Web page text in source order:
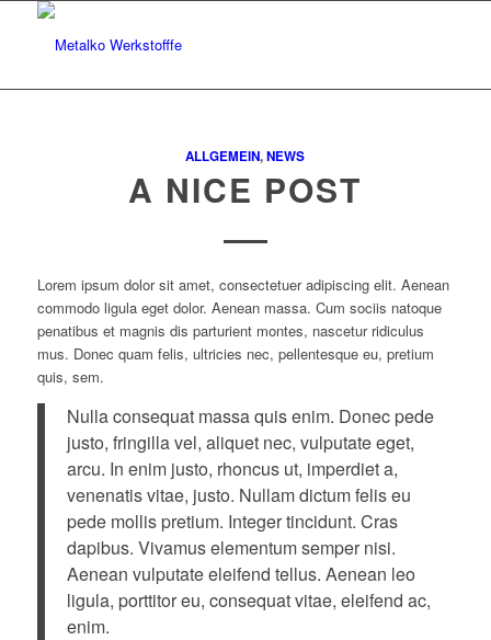
ALLGEMEIN,NEWS
A NICE POST
Lorem ipsum dolor sit amet, consectetuer adipiscing elit. Aenean
commodo ligula eget dolor. Aenean massa. Cum sociis natoque
penatibus et magnis dis parturient montes, nascetur ridiculus
mus. Donec quam felis, ultricies nec, pellentesque eu, pretium
quis, sem.
Nulla consequat massa quis enim. Donec pede
justo, fringilla vel, aliquet nec, vulputate eget,
arcu. In enim justo, rhoncus ut, imperdiet a,
venenatis vitae, justo. Nullam dictum felis eu
pede mollis pretium. Integer tincidunt. Cras
dapibus. Vivamus elementum semper nisi.
Aenean vulputate eleifend tellus. Aenean leo
ligula, porttitor eu, consequat vitae, eleifend ac,
enim.